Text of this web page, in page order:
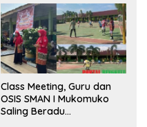
Class Meeting, Guru dan
OSIS SMAN I Mukomuko
Saling Beradu